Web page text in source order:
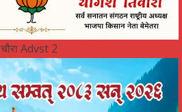
चौरा Advst 2